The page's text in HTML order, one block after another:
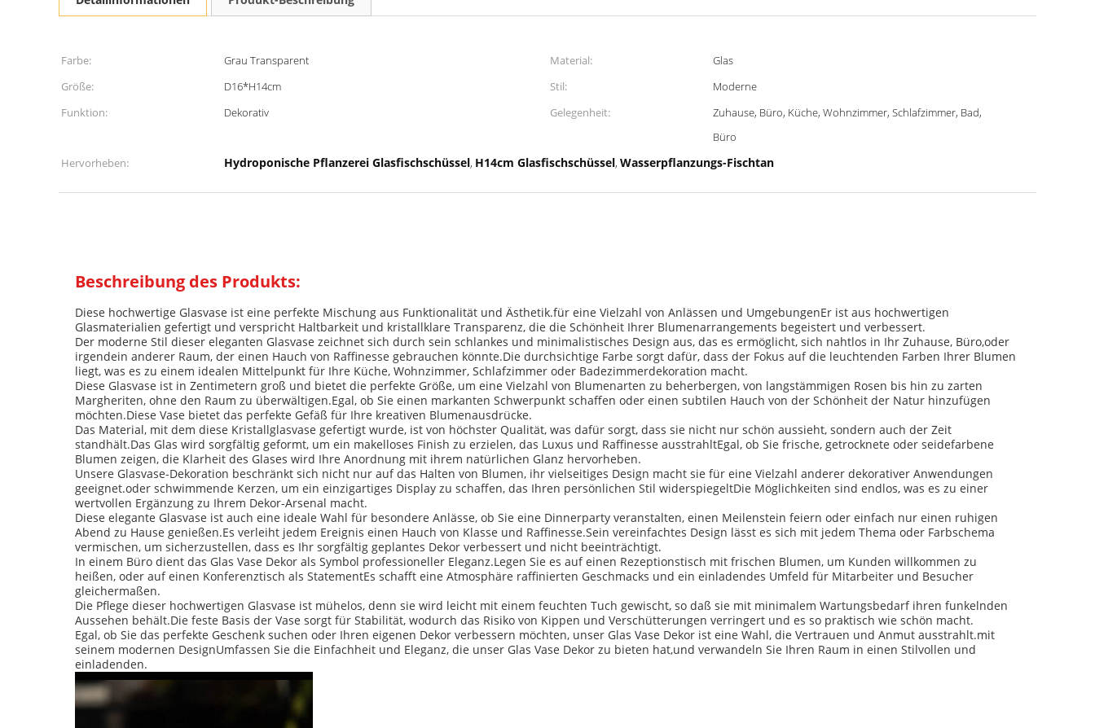
Farbe: Grau Transparent Material:
Glas
Größe:
D16*H14cm Stil:
Moderne
Funktion:
Dekorativ Gelegenheit:
Zuhause, Büro, Küche, Wohnzimmer, Schlafzimmer, Bad,
Büro
Hervorheben:
Hydroponische Pflanzerei Glasfischschüssel, H14cm Glasfischschüssel, Wasserpflanzungs-Fischtan
Beschreibung des Produkts:
Diese hochwertige Glasvase ist eine perfekte Mischung aus Funktionalität und Ästhetik.für eine Vielzahl von Anlässen und UmgebungenEr ist aus hochwertigen
Glasmaterialien gefertigt und verspricht Haltbarkeit und kristallklare Transparenz, die die Schönheit Ihrer Blumenarrangements begeistert und verbessert.
Der moderne Stil dieser eleganten Glasvase zeichnet sich durch sein schlankes und minimalistisches Design aus, das es ermöglicht, sich nahtlos in Ihr Zuhause, Büro,oder
irgendein anderer Raum, der einen Hauch von Raffinesse gebrauchen könnte.Die durchsichtige Farbe sorgt dafür, dass der Fokus auf die leuchtenden Farben Ihrer Blumen
liegt, was es zu einem idealen Mittelpunkt für Ihre Küche, Wohnzimmer, Schlafzimmer oder Badezimmerdekoration macht.
Diese Glasvase ist in Zentimetern groß und bietet die perfekte Größe, um eine Vielzahl von Blumenarten zu beherbergen, von langstämmigen Rosen bis hin zu zarten
Margheriten, ohne den Raum zu überwältigen.Egal, ob Sie einen markanten Schwerpunkt schaffen oder einen subtilen Hauch von der Schönheit der Natur hinzufügen
möchten.Diese Vase bietet das perfekte Gefäß für Ihre kreativen Blumenausdrücke.
Das Material, mit dem diese Kristallglasvase gefertigt wurde, ist von höchster Qualität, was dafür sorgt, dass sie nicht nur schön aussieht, sondern auch der Zeit
standhält.Das Glas wird sorgfältig geformt, um ein makelloses Finish zu erzielen, das Luxus und Raffinesse ausstrahltEgal, ob Sie frische, getrocknete oder seidefarbene
Blumen zeigen, die Klarheit des Glases wird Ihre Anordnung mit ihrem natürlichen Glanz hervorheben.
Unsere Glasvase-Dekoration beschränkt sich nicht nur auf das Halten von Blumen, ihr vielseitiges Design macht sie für eine Vielzahl anderer dekorativer Anwendungen
geeignet.oder schwimmende Kerzen, um ein einzigartiges Display zu schaffen, das Ihren persönlichen Stil widerspiegeltDie Möglichkeiten sind endlos, was es zu einer
wertvollen Ergänzung zu Ihrem Dekor-Arsenal macht.
Diese elegante Glasvase ist auch eine ideale Wahl für besondere Anlässe, ob Sie eine Dinnerparty veranstalten, einen Meilenstein feiern oder einfach nur einen ruhigen
Abend zu Hause genießen.Es verleiht jedem Ereignis einen Hauch von Klasse und Raffinesse.Sein vereinfachtes Design lässt es sich mit jedem Thema oder Farbschema
vermischen, um sicherzustellen, dass es Ihr sorgfältig geplantes Dekor verbessert und nicht beeinträchtigt.
In einem Büro dient das Glas Vase Dekor als Symbol professioneller Eleganz.Legen Sie es auf einen Rezeptionstisch mit frischen Blumen, um Kunden willkommen zu
heißen, oder auf einen Konferenztisch als StatementEs schafft eine Atmosphäre raffinierten Geschmacks und ein einladendes Umfeld für Mitarbeiter und Besucher
gleichermaßen.
Die Pflege dieser hochwertigen Glasvase ist mühelos, denn sie wird leicht mit einem feuchten Tuch gewischt, so daß sie mit minimalem Wartungsbedarf ihren funkelnden
Aussehen behält.Die feste Basis der Vase sorgt für Stabilität, wodurch das Risiko von Kippen und Verschütterungen verringert und es so praktisch wie schön macht.
Egal, ob Sie das perfekte Geschenk suchen oder Ihren eigenen Dekor verbessern möchten, unser Glas Vase Dekor ist eine Wahl, die Vertrauen und Anmut ausstrahlt.mit
seinem modernen DesignUmfassen Sie die Einfachheit und Eleganz, die unser Glas Vase Dekor zu bieten hat,und verwandeln Sie Ihren Raum in einen Stilvollen und
einladenden.